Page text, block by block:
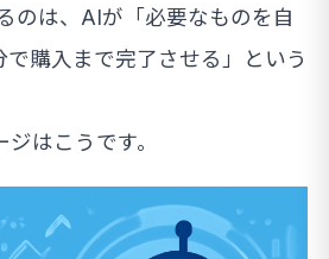
のは、AIが「必要なものを自
で購入まで完了させる」という
はこうです。